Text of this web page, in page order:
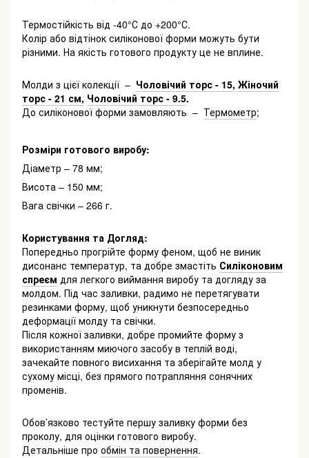
Термостійкість від -40°С до +200°С.
Колір або відтінок силіконової форми можуть бути
різними. На якість готового продукту це не вплине.
Молди з цієї колекції – Чоловічий торс - 15, Жіночий
торс - 21 см, Чоловічий торс - 9.5.
До силіконової форми замовляють – Термометр;
Розміри готового виробу:
Діаметр – 78 мм;
Висота – 150 мм;
Вага свічки – 266 г.
Користування та Догляд:
Попередньо прогрійте форму феном, щоб не виник
дисонанс температур, та добре змастіть Силіконовим
спреєм для легкого виймання виробу та догляду за
молдом. Під час заливки, радимо не перетягувати
резинками форму, щоб уникнути безпосередньо
деформації молду та свічки.
Після кожної заливки, добре промийте форму з
використанням миючого засобу в теплій воді,
зачекайте повного висихання та зберігайте молд у
сухому місці, без прямого потрапляння сонячних
променів.
Обов’язково тестуйте першу заливку форми без
проколу, для оцінки готового виробу.
Детальніше про обмін та повернення.